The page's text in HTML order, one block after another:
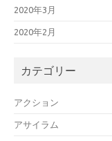
2020年3月
2020年2月
カテゴリー
アクション
アサイラム